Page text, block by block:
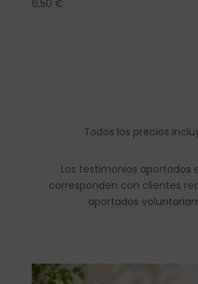
6,50 €
Todos los precios
Los testimonios aportados
corresponden con clientes
aportados